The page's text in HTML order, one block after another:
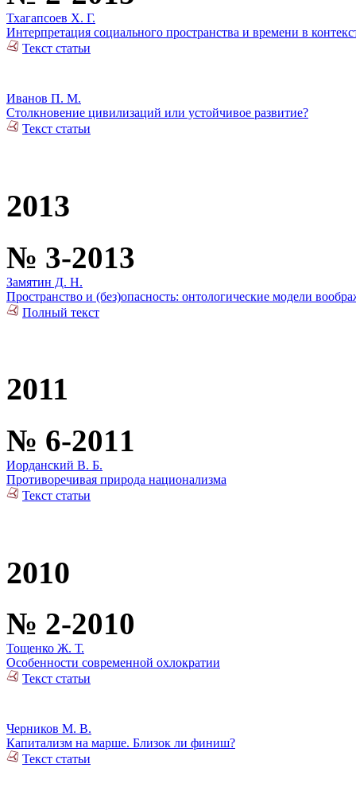
Тхагапсоев Х. Г.
Интерпретация социального пространства и времени в
Текст статьи
Иванов П. М.
Столкновение цивилизаций или устойчивое развитие?
Текст статьи
2013
№ 3-2013
Замятин Д. Н.
Пространство и (без)опасность: онтологические модели
Полный текст
2011
№ 6-2011
Иорданский В. Б.
Противоречивая природа национализма
Текст статьи
2010
№ 2-2010
Тощенко Ж. Т.
Особенности современной охлократии
Текст статьи
Черников М. В.
Капитализм на марше. Близок ли финиш?
Текст статьи